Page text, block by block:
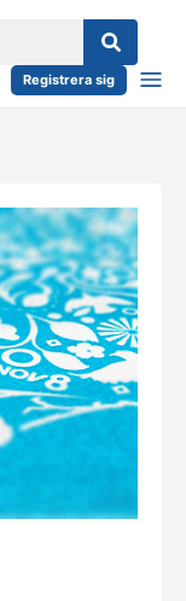
Registrera sig